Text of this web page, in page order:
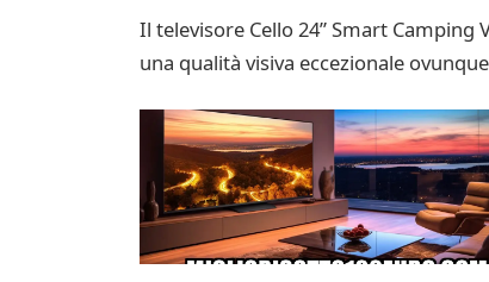
Il televisore Cello 24” Smart
una qualità visiva eccezionale